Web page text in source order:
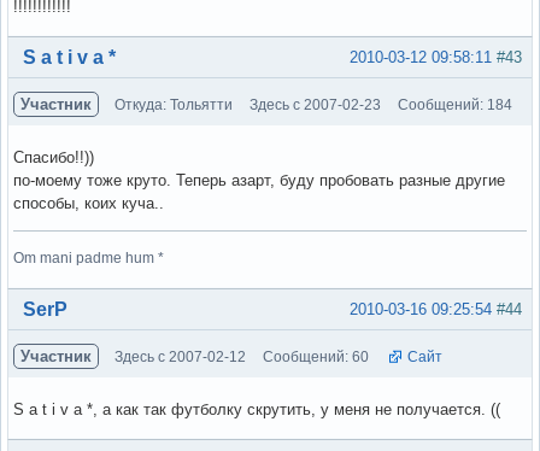
!!!!!!!!!!!!
Вне форума #43
2010-03-12 09:58:11
S a t i v a *
Участник Откуда: Тольятти Здесь с 2007-02-23 Сообщений: 184
Спасибо!!))
по-моему тоже круто. Теперь азарт, буду пробовать разные другие
способы, коих куча..
Om mani padme hum *
Вне форума #44
2010-03-16 09:25:54
SerP
Участник Здесь с 2007-02-12 Сообщений: 60 Сайт
S a t i v a *, а как так футболку скрутить, у меня не получается. ((